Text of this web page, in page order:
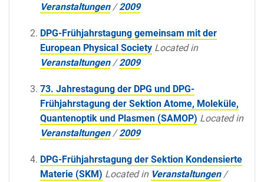
Veranstaltungen /2009
DPG-Frühjahrstagung gemeinsam mit der
European Physical Society Located in
Veranstaltungen /2009
73. Jahrestagung der DPG und DPG-
Frühjahrstagung der Sektion Atome, Moleküle,
Quantenoptik und Plasmen (SAMOP) Located in
Veranstaltungen /2009
DPG-Frühjahrstagung der Sektion Kondensierte
Materie (SKM) Located in Veranstaltungen /